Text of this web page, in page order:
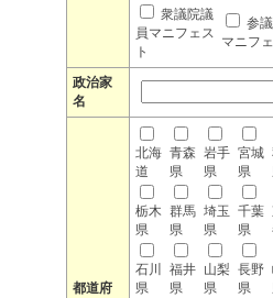
衆議院議
員マニフェス
ト
参
マニフ
政治家
名
都道府
北海
道
青森
県
岩手
県
宮城
県
栃木
県
群馬
県
埼玉
県
千葉
県
石川
県
福井
県
山梨
県
長野
県